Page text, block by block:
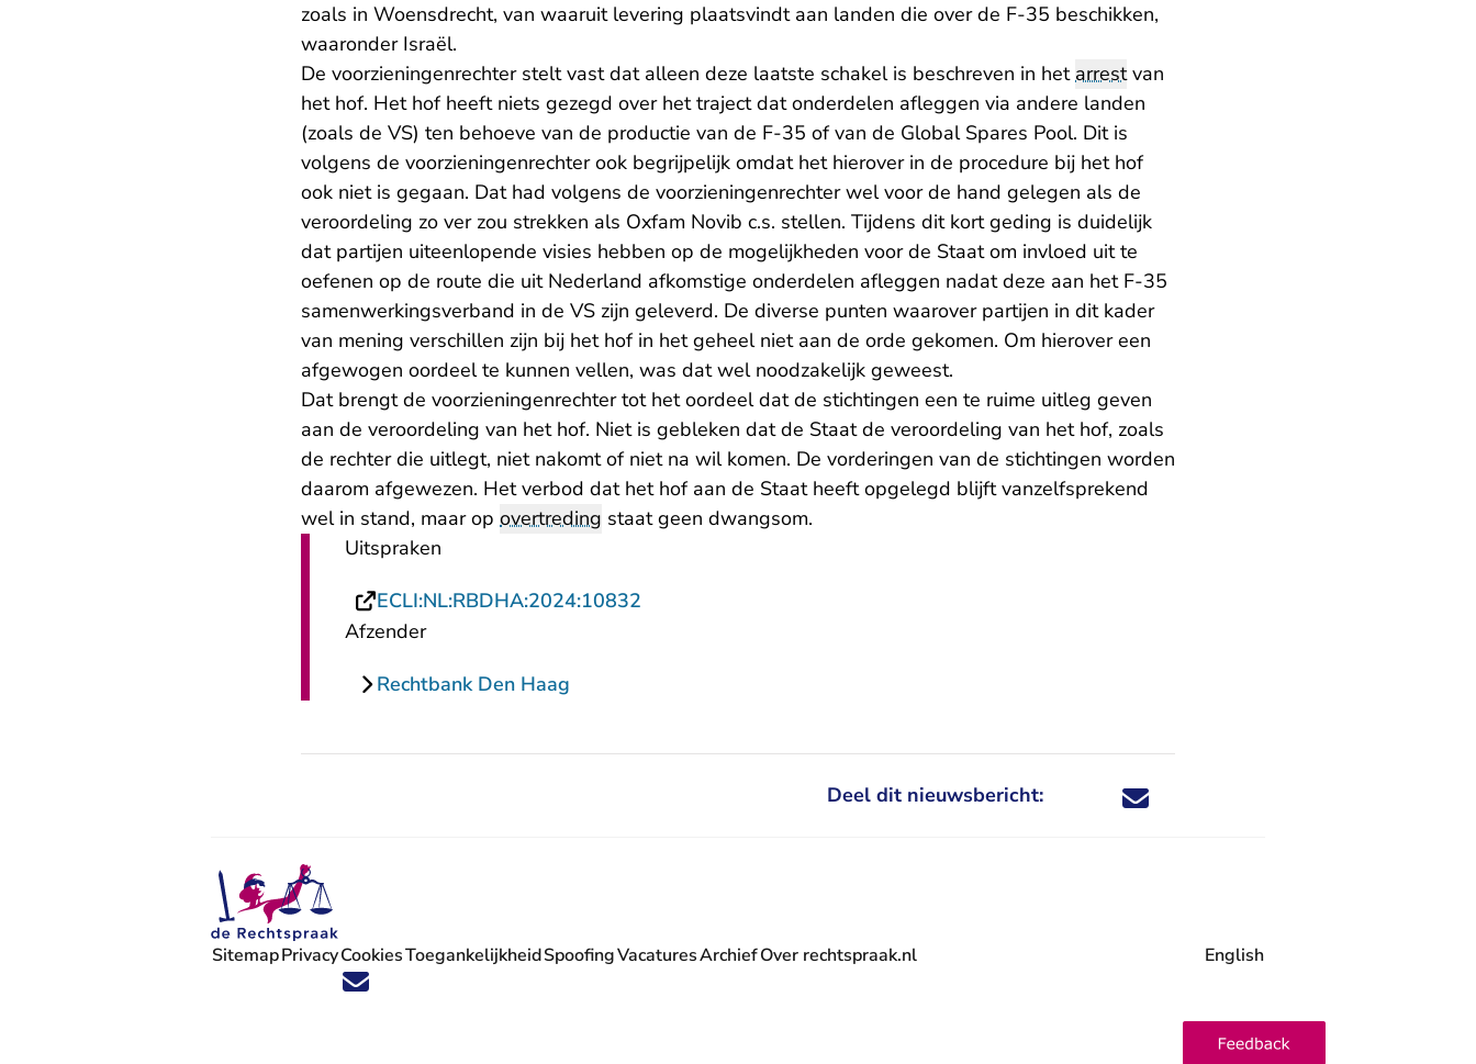
zoals in Woensdrecht, van waaruit levering plaatsvindt aan landen die over de F-35 beschikken,
waaronder Israël.
De voorzieningenrechter stelt vast dat alleen deze laatste schakel is beschreven in hetarrestvan
het hof. Het hof heeft niets gezegd over het traject dat onderdelen afleggen via andere landen
(zoals de VS) ten behoeve van de productie van de F-35 of van de Global Spares Pool. Dit is
volgens de voorzieningenrechter ook begrijpelijk omdat het hierover in de procedure bij het hof
ook niet is gegaan. Dat had volgens de voorzieningenrechter wel voor de hand gelegen als de
veroordeling zo ver zou strekken als Oxfam Novib c.s. stellen. Tijdens dit kort geding is duidelijk
dat partijen uiteenlopende visies hebben op de mogelijkheden voor de Staat om invloed uit te
oefenen op de route die uit Nederland afkomstige onderdelen afleggen nadat deze aan het F-35
samenwerkingsverband in de VS zijn geleverd. De diverse punten waarover partijen in dit kader
van mening verschillen zijn bij het hof in het geheel niet aan de orde gekomen. Om hierover een
afgewogen oordeel te kunnen vellen, was dat wel noodzakelijk geweest.
Dat brengt de voorzieningenrechter tot het oordeel dat de stichtingen een te ruime uitleg geven
aan de veroordeling van het hof. Niet is gebleken dat de Staat de veroordeling van het hof, zoals
de rechter die uitlegt, niet nakomt of niet na wil komen. De vorderingen van de stichtingen worden
daarom afgewezen. Het verbod dat het hof aan de Staat heeft opgelegd blijft vanzelfsprekend
wel in stand, maar op overtreding staat geen dwangsom.
Uitspraken
ECLI:NL:RBDHA:2024:10832
Afzender
Rechtbank Den Haag
Deel dit nieuwsbericht: Deel dit nieuwsbericht via X - U verlaat
Deel dit nieuwsbericht via Facebook - U
Deel dit nieuwsbericht via e-mail
Deel dit nieuwsbericht via LinkedIn - U
Volg ons op X (Twitter) - U verlaat Rechtspraak.nl
Volg ons op Facebook - U verlaat Rechtspraak.nl
Volg ons op Instagram - U verlaat Rechtspraak.nl
Volg ons op Youtube - U verlaat Rechtspraak.nl
Volg ons op LinkedIn - U verlaat Rechtspraak.nl
'Blijf op de hoogte' nieuwsbrief - U verlaat Rechtspraak.nl
SitemapPrivacyCookiesToegankelijkheidSpoofingVacatures
- U verlaat Rechtspraak.nl
ArchiefOver rechtspraak.nl English